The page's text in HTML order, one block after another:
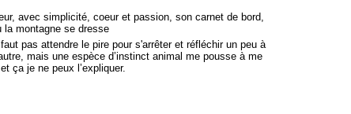
avec simplicité, coeur et passion, son carnet de bord,
la montagne se dresse
pas attendre le pire pour s'arrêter et réfléchir un peu à
mais une espèce d’instinct animal me pousse à me
ça je ne peux l’expliquer.